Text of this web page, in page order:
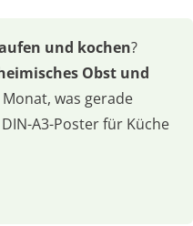
und kochen?
Obst und
was gerade
A3-Poster für Küche